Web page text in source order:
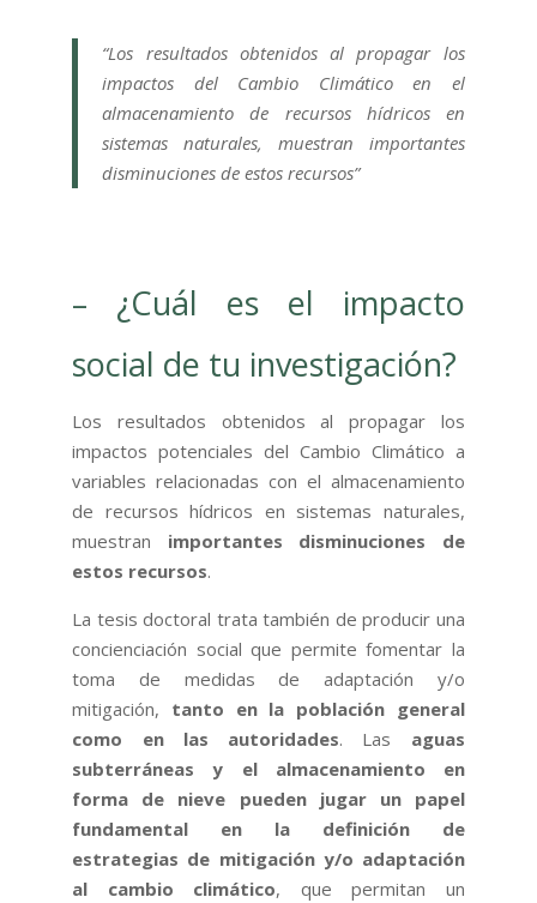
“Los resultados obtenidos al propagar los
impactos del Cambio Climático en el
almacenamiento de recursos hídricos en
sistemas naturales, muestran importantes
disminuciones de estos recursos”
– ¿Cuál es el impacto
social de tu investigación?
Los resultados obtenidos al propagar los
impactos potenciales del Cambio Climático a
variables relacionadas con el almacenamiento
de recursos hídricos en sistemas naturales,
muestran importantes disminuciones de
estos recursos.
La tesis doctoral trata también de producir una
concienciación social que permite fomentar la
toma de medidas de adaptación y/o
mitigación, tanto en la población general
como en las autoridades. Las aguas
subterráneas y el almacenamiento en
forma de nieve pueden jugar un papel
fundamental en la definición de
estrategias de mitigación y/o adaptación
al cambio climático, que permitan un